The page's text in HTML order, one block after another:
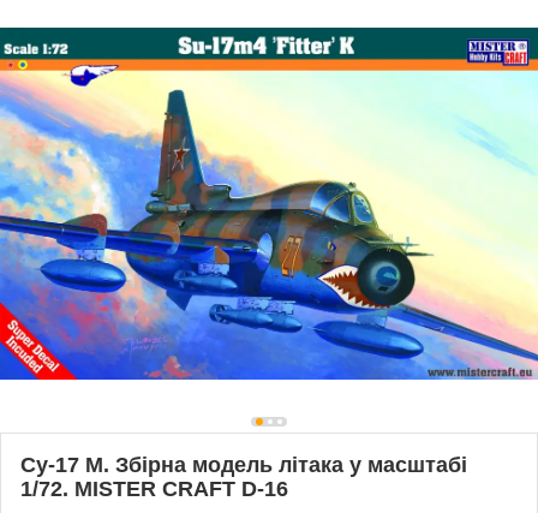
Су-17 М. Збірна модель літака у масштабі
1/72. MISTER CRAFT D-16